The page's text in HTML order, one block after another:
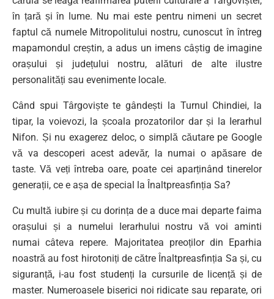
în țară și în lume. Nu mai este pentru nimeni un secret
faptul că numele Mitropolitului nostru, cunoscut în întreg
mapamondul creștin, a adus un imens câștig de imagine
orașului și județului nostru, alături de alte ilustre
personalități sau evenimente locale.
Când spui Târgoviște te gândești la Turnul Chindiei, la
tipar, la voievozi, la școala prozatorilor dar și la Ierarhul
Nifon. Și nu exagerez deloc, o simplă căutare pe Google
vă va descoperi acest adevăr, la numai o apăsare de
taste. Vă veți întreba oare, poate cei aparținând tinerelor
generații, ce e așa de special la Înaltpreasfinția Sa?
Cu multă iubire și cu dorința de a duce mai departe faima
orașului și a numelui Ierarhului nostru vă voi aminti
numai câteva repere. Majoritatea preoților din Eparhia
noastră au fost hirotoniți de către Înaltpreasfinția Sa și, cu
siguranță, i-au fost studenți la cursurile de licență și de
master. Numeroasele biserici noi ridicate sau reparate, ori